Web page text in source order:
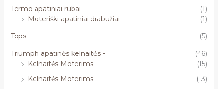
Termo apatiniai rūbai -
(1)
Moteriški apatiniai drabužiai
(1)
Tops
(5)
Triumph apatinės kelnaitės -
(46)
Kelnaitės Moterims
(15)
Kelnaitės Moterims
(13)